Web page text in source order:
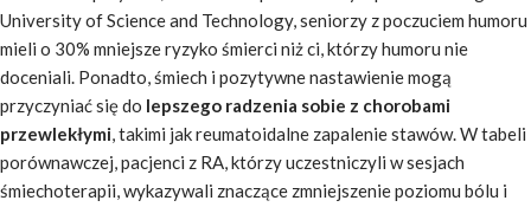
University of Science and Technology, seniorzy z poczuciem humoru
mieli o 30% mniejsze ryzyko śmierci niż ci, którzy humoru nie
doceniali. Ponadto, śmiech i pozytywne nastawienie mogą
przyczyniać się do lepszego radzenia sobie z chorobami
przewlekłymi, takimi jak reumatoidalne zapalenie stawów. W tabeli
porównawczej, pacjenci z RA, którzy uczestniczyli w sesjach
śmiechoterapii, wykazywali znaczące zmniejszenie poziomu bólu i